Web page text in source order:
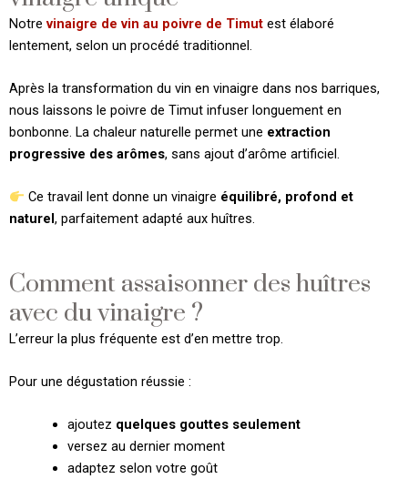
Notre vinaigre de vin au poivre de Timut est élaboré
lentement, selon un procédé traditionnel.
Après la transformation du vin en vinaigre dans nos barriques,
nous laissons le poivre de Timut infuser longuement en
bonbonne. La chaleur naturelle permet une extraction
progressive des arômes, sans ajout d’arôme artificiel.
Ce travail lent donne un vinaigre équilibré, profond et
naturel, parfaitement adapté aux huîtres.
Comment assaisonner des huîtres
avec du vinaigre ?
L’erreur la plus fréquente est d’en mettre trop.
Pour une dégustation réussie :
ajoutez quelques gouttes seulement
versez au dernier moment
adaptez selon votre goût